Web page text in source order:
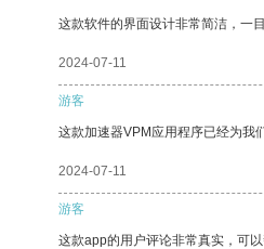
这款软件的界面设计非常简洁，一目
2024-07-11
游客
这款加速器VPM应用程序已经为我
2024-07-11
游客
这款app的用户评论非常真实，可以